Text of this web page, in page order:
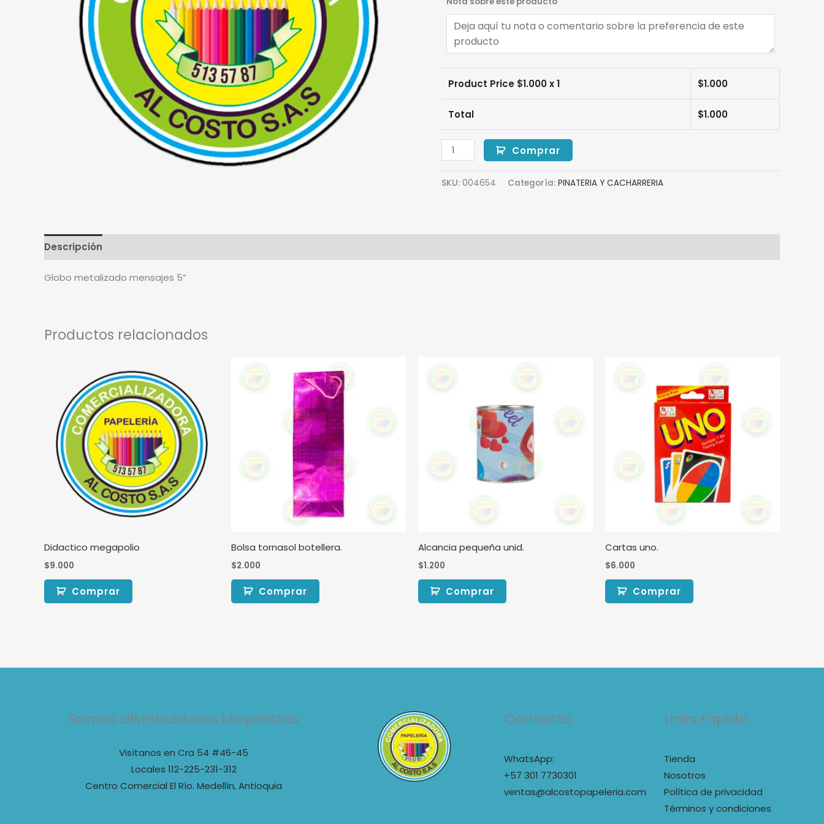
Product Price $1.000x 1 $1.000
Total $1.000
Comprar
SKU: 004654 Categoría: PINATERIA Y CACHARRERIA
Descripción
Globo metalizado mensajes 5”
Productos relacionados
Didactico megapolio
$9.000
Comprar
Bolsa tornasol botellera.
$2.000
Comprar
Alcancia pequeña unid.
$1.200
Comprar
Cartas uno.
$6.000
Comprar
Somos distribuidores Mayoristas
Visítanos en Cra 54 #46-45
Locales 112-225-231-312
Centro Comercial El Río. Medellín, Antioquia
Contacto
WhatsApp:
+57 301 7730301
ventas@alcostopapeleria.com
Links rápido
Tienda
Nosotros
Política de privacidad
Términos y condiciones